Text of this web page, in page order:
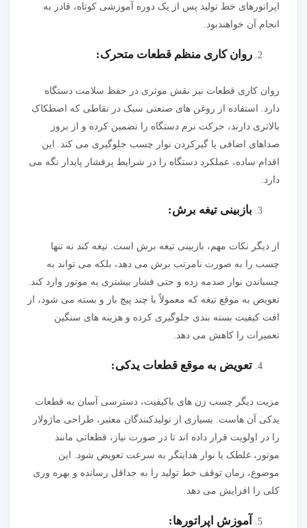
اپراتورهای خط تولید پس از یک دوره آموزشی کوتاه، قادر به
انجام آن خواهندبود.
روان کاری منظم قطعات متحرک:
روان کاری قطعات نیز نقش موثری در حفظ سلامت دستگاه
دارد. استفاده از روغن های صنعتی سبک در نقاطی که اصطکاک
بالاتری دارند، حرکت نرم دستگاه را تضمین کرده و از بروز
صداهای اضافی یا گیرکردن نوار چسب جلوگیری می کند. این
اقدام ساده، عملکرد دستگاه را در شرایط پرفشار پایدار نگه می
دارد.
بازبینی تیغه برش:
از دیگر نکات مهم، بازبینی تیغه برش است. تیغه کند نه تنها
چسب را به صورت نامرتب برش می دهد، بلکه می تواند به
چسباندن نوار صدمه زده و حتی فشار بیشتری به موتور وارد کند.
تعویض به موقع تیغه که معمولاً با چند پیچ باز و بسته می شود، از
افت کیفیت بسته بندی جلوگیری کرده و هزینه های سنگین
تعمیرات را کاهش می دهد.
تعویض به موقع قطعات یدکی:
مزیت دیگر چسب زن های باکیفیت، دسترسی آسان به قطعات
یدکی آن هاست. بسیاری از تولیدکنندگان معتبر، طراحی ماژولار
را در اولویت قرار داده اند تا در صورت نیاز، قطعاتی مانند
موتور، غلطک یا نوار هدایتگر به سرعت تعویض شود. این
موضوع، زمان توقف خط تولید را به حداقل رسانده و بهره وری
کلی را افزایش می دهد.
آموزش اپراتورها: